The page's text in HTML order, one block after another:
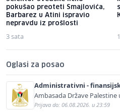
pokušao preoteti Smajlovića,
Barbarez u Atini ispravio
nepravdu iz prošlosti
3 sata
Oglasi za posao
Administrativni -
Ambasada Države Palestine
Prijava do: 06.08.2026. u 23:59